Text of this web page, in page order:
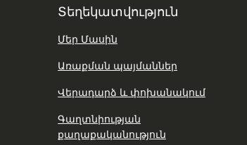
Տեղեկատվություն
Մեր Մասին
Առաքման պայմաններ
Վերադարձ և փոխանակում
Գաղտնիության
քաղաքականություն